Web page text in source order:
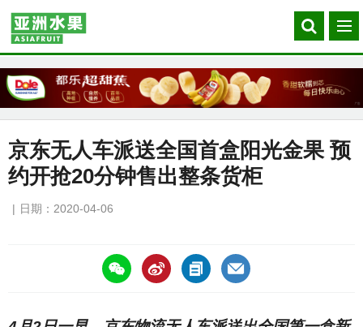
Search
our
菜
单
京东无人车派送全国首盒阳光金果 预
约开抢20分钟售出整条货柜
日期：2020-04-06
https://asiafruitchina.net/19413.html